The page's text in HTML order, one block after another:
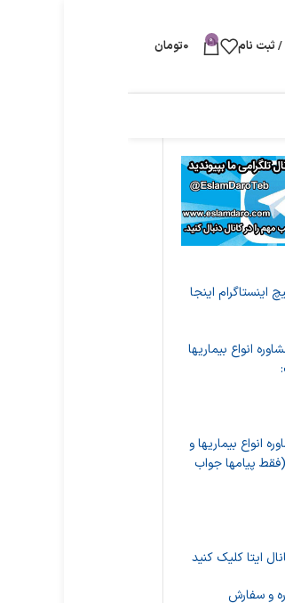
ثبت نام 0
0تومان
اینجا
انواع بیماریها
انواع بیماریها و
پیامها جواب
ایتا کلیک کنید
و سفارش